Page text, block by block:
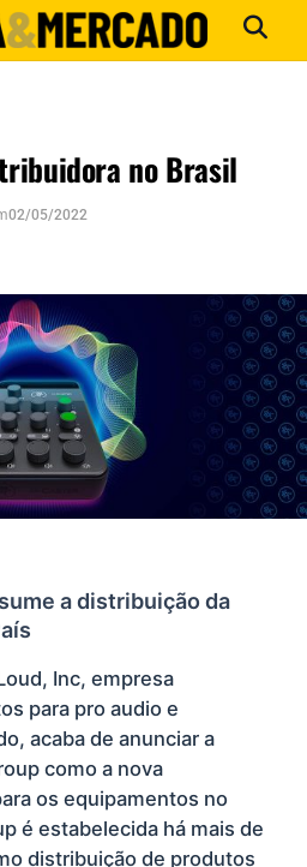
no Brasil
02/05/2022
a distribuição da
Inc, empresa
para pro audio e
acaba de anunciar a
como a nova
os equipamentos no
é estabelecida há mais de
distribuição de produtos